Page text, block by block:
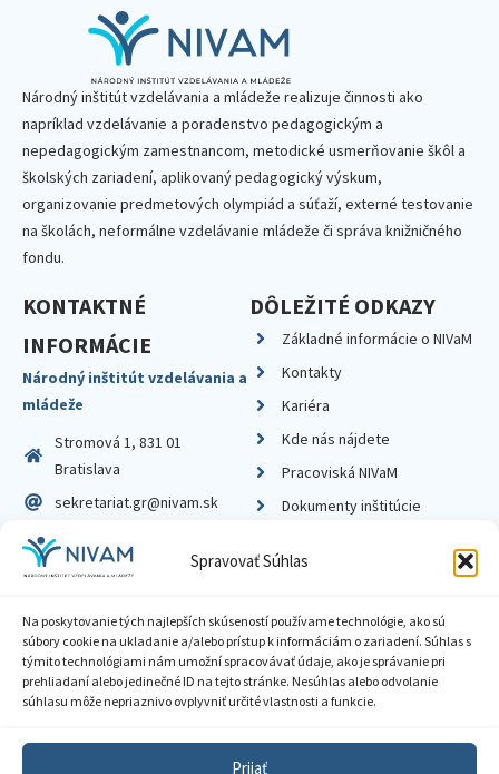
Spravovať Súhlas
Na poskytovanie tých najlepších skúseností používame technológie, ako sú
súbory cookie na ukladanie a/alebo prístup k informáciám o zariadení. Súhlas s
týmito technológiami nám umožní spracovávať údaje, ako je správanie pri
prehliadaní alebo jedinečné ID na tejto stránke. Nesúhlas alebo odvolanie
súhlasu môže nepriaznivo ovplyvniť určité vlastnosti a funkcie.
Prijať
Národný inštitút vzdelávania a mládeže realizuje činnosti ako
napríklad vzdelávanie a poradenstvo pedagogickým a
nepedagogickým zamestnancom, metodické usmerňovanie škôl a
školských zariadení, aplikovaný pedagogický výskum,
organizovanie predmetových olympiád a súťaží, externé testovanie
na školách, neformálne vzdelávanie mládeže či správa knižničného
fondu.
KONTAKTNÉ
INFORMÁCIE
Národný inštitút vzdelávania a
mládeže
Stromová 1, 831 01
Bratislava
sekretariat.gr@nivam.sk
IČO: 00164348
DIČ: 2020798714
DÔLEŽITÉ ODKAZY
Základné informácie o NIVaM
Kontakty
Kariéra
Kde nás nájdete
Pracoviská NIVaM
Dokumenty inštitúcie
Zásady ochrany súkromia